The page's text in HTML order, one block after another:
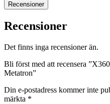
Recensioner
Recensioner
Det finns inga recensioner än.
Bli först med att recensera
Metatron”
Din e-postadress kommer inte
märkta *